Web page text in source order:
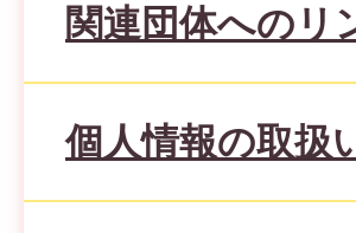
関連団体へのリ
個人情報の取扱